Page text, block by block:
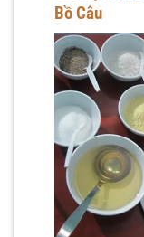
Bồ Câu